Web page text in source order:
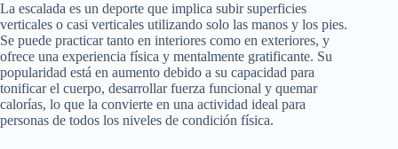
La escalada es un deporte que implica subir superficies
verticales o casi verticales utilizando solo las manos y los pies.
Se puede practicar tanto en interiores como en exteriores, y
ofrece una experiencia física y mentalmente gratificante. Su
popularidad está en aumento debido a su capacidad para
tonificar el cuerpo, desarrollar fuerza funcional y quemar
calorías, lo que la convierte en una actividad ideal para
personas de todos los niveles de condición física.